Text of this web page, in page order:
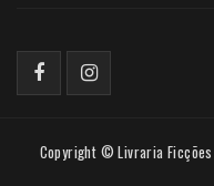
Copyright © Livraria